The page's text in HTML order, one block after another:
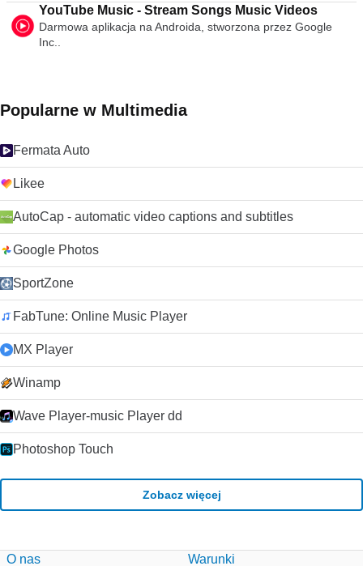
YouTube Music - Stream Songs Music Videos
Darmowa aplikacja na Androida, stworzona przez Google
Inc..
Popularne w Multimedia
Fermata Auto
Likee
AutoCap - automatic video captions and subtitles
Google Photos
SportZone
FabTune: Online Music Player
MX Player
Winamp
Wave Player-music Player dd
Photoshop Touch
Zobacz więcej
O nas Warunki